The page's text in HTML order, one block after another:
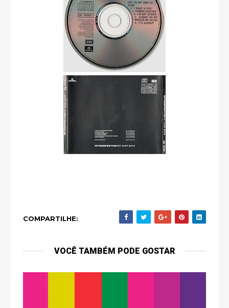
COMPARTILHE:
VOCÊ TAMBÉM PODE GOSTAR